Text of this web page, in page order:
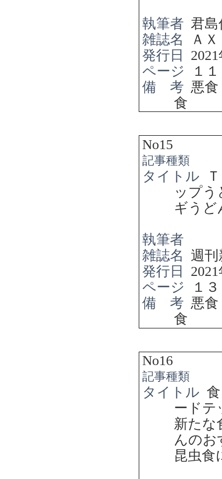
執筆者 君島
雑誌名
Ａ
発行日
2021
ページ
１
備 考 悪
食
No15
記事種類
タイトル
ップ
ギうど
執筆者
雑誌名
週刊
発行日
2021
ページ
１
備 考 悪
食
No16
記事種類
タイトル
ード
新た
んのお
昆虫食